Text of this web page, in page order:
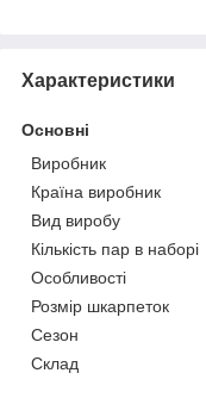
Характеристики
Основні
Виробник
Країна виробник
Вид виробу
Кількість пар в наборі
Особливості
Розмір шкарпеток
Сезон
Склад